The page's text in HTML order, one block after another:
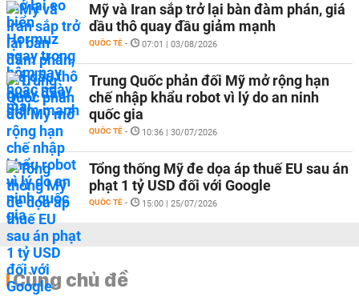
Mỹ và Iran sắp trở lại bàn đàm phán, giá
dầu thô quay đầu giảm mạnh
QUỐC TẾ - 07:01 | 03/08/2026
Trung Quốc phản đối Mỹ mở rộng hạn
chế nhập khẩu robot vì lý do an ninh
quốc gia
QUỐC TẾ - 10:36 | 30/07/2026
Tổng thống Mỹ đe dọa áp thuế EU sau án
phạt 1 tỷ USD đối với Google
QUỐC TẾ - 15:00 | 25/07/2026
Cùng chủ đề
Nhiệm kỳ thứ hai của Tổng thống Mỹ Donald